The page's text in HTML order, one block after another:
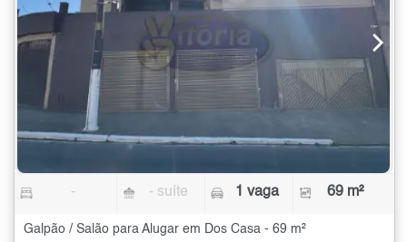
- - suíte 1 vaga 69 m²
Galpão / Salão para Alugar em Dos Casa - 69 m²